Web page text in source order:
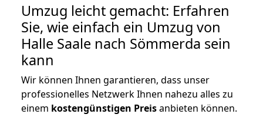
Umzug leicht gemacht: Erfahren
Sie, wie einfach ein Umzug von
Halle Saale nach Sömmerda sein
kann
Wir können Ihnen garantieren, dass unser
professionelles Netzwerk Ihnen nahezu alles zu
einem kostengünstigen Preisanbieten können.